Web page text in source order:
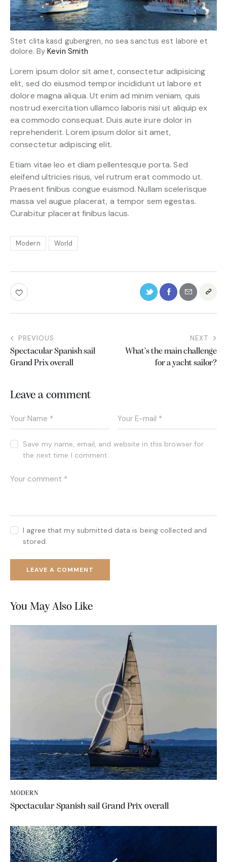
Stet clita kasd gubergren, no sea sanctus est labore et
dolore. ByKevin Smith
Lorem ipsum dolor sit amet, consectetur adipisicing
elit, sed do eiusmod tempor incididunt ut labore et
dolore magna aliqua. Ut enim ad minim veniam, quis
nostrud exercitation ullamco laboris nisi ut aliquip ex
ea commodo consequat. Duis aute irure dolor in
reprehenderit. Lorem ipsum dolor sit amet,
consectetur adipiscing elit.
Etiam vitae leo et diam pellentesque porta. Sed
eleifend ultricies risus, vel rutrum erat commodo ut.
Praesent finibus congue euismod. Nullam scelerisque
massa vel augue placerat, a tempor sem egestas.
Curabitur placerat finibus lacus.
Modern World
PREVIOUS
Spectacular Spanish sail
Grand Prix overall
NEXT
What’s the main challenge
for a yacht sailor?
Leave a comment
Save my name, email, and website in this browser for
the next time I comment.
I agree that my submitted data is being collected and
stored.
You May Also Like
MODERN
Spectacular Spanish sail Grand Prix overall